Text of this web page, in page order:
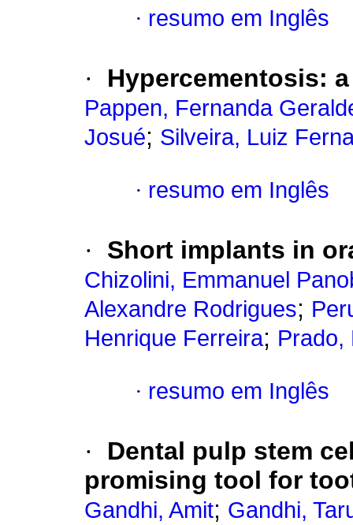
· resumo em Inglês
· Hypercementosis:
Pappen, Fernanda
Josué; Silveira, Luiz
· resumo em Inglês
· Short implants in
Chizolini, Emmanuel
Alexandre Rodrigues;
Henrique Ferreira; Prado,
· resumo em Inglês
·
Dental pulp stem
promising tool for
Gandhi, Amit; Gandhi,